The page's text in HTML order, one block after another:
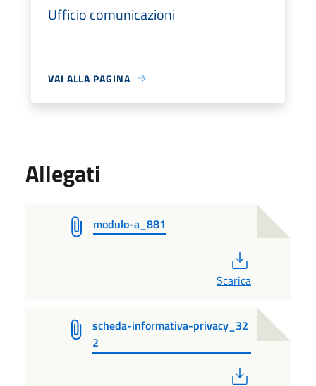
Ufficio comunicazioni
VAI ALLA PAGINA
Allegati
modulo-a_881
Scarica
scheda-informativa-privacy_32
2